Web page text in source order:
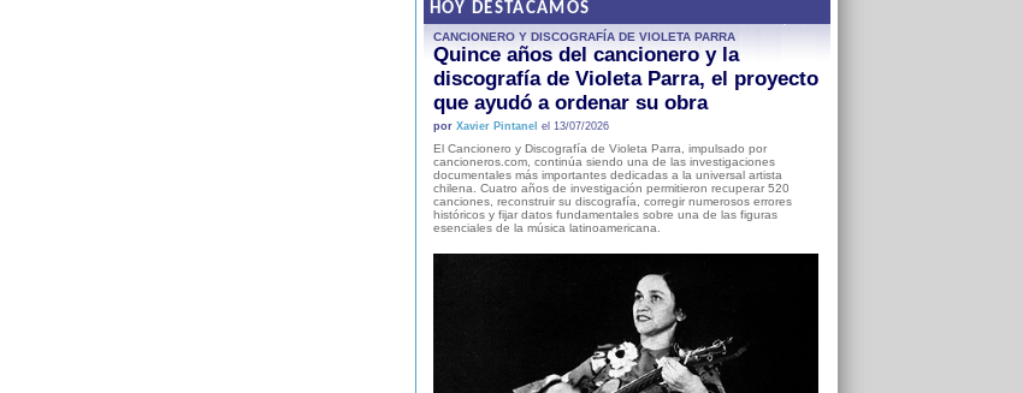
HOY DESTACAMOS
CANCIONERO Y DISCOGRAFÍA DE VIOLETA PARRA
Quince años del cancionero y la
discografía de Violeta Parra, el proyecto
que ayudó a ordenar su obra
por Xavier Pintanel el 13/07/2026
El Cancionero y Discografía de Violeta Parra, impulsado por
cancioneros.com, continúa siendo una de las investigaciones
documentales más importantes dedicadas a la universal artista
chilena. Cuatro años de investigación permitieron recuperar 520
canciones, reconstruir su discografía, corregir numerosos errores
históricos y fijar datos fundamentales sobre una de las figuras
esenciales de la música latinoamericana.